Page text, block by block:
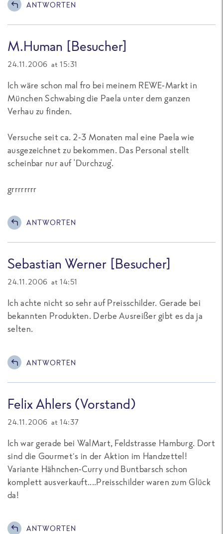
ANTWORTEN
M.Human [Besucher]
24.11.2006 at 15:31
Ich wäre schon mal fro bei meinem REWE-Markt in
München Schwabing die Paela unter dem ganzen
Verhau zu finden.
Versuche seit ca. 2-3 Monaten mal eine Paela wie
ausgezeichnet zu bekommen. Das Personal stellt
scheinbar nur auf 'Durchzug'.
grrrrrrrr
ANTWORTEN
Sebastian Werner [Besucher]
24.11.2006 at 14:51
Ich achte nicht so sehr auf Preisschilder. Gerade bei
bekannten Produkten. Derbe Ausreißer gibt es da ja
selten.
ANTWORTEN
Felix Ahlers (Vorstand)
24.11.2006 at 14:37
Ich war gerade bei WalMart, Feldstrasse Hamburg. Dort
sind die Gourmet´s in der Aktion im Handzettel!
Variante Hähnchen-Curry und Buntbarsch schon
komplett ausverkauft....Preisschilder waren zum Glück
da!
ANTWORTEN